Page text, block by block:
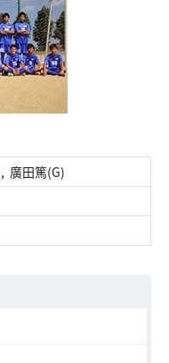
在学生の方
地域・企業の方
廣田篤(G)